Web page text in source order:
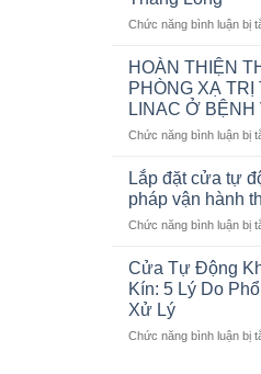
Chức năng bình luận bị
HOÀN THIỆN
PHÒNG XẠ TRỊ
LINAC Ở BỆNH
Chức năng bình luận bị
Lắp đặt cửa tự
pháp vận hành
Chức năng bình luận bị
Cửa Tự Động
Kín: 5 Lý Do
Xử Lý
Chức năng bình luận bị